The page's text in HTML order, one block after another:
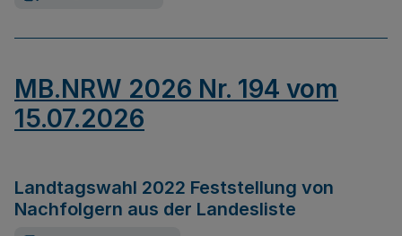
MB.NRW 2026 Nr. 194 vom
15.07.2026
Landtagswahl 2022 Feststellung von
Nachfolgern aus der Landesliste